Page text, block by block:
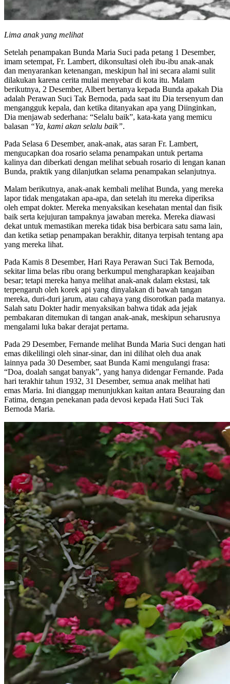
Lima anak yang melihat
Setelah penampakan Bunda Maria Suci pada petang 1 Desember,
imam setempat, Fr. Lambert, dikonsultasi oleh ibu-ibu anak-anak
dan menyarankan ketenangan, meskipun hal ini secara alami sulit
dilakukan karena cerita mulai menyebar di kota itu. Malam
berikutnya, 2 Desember, Albert bertanya kepada Bunda apakah Dia
adalah Perawan Suci Tak Bernoda, pada saat itu Dia tersenyum dan
mengangguk kepala, dan ketika ditanyakan apa yang Diinginkan,
Dia menjawab sederhana: “Selalu baik”, kata-kata yang memicu
balasan “Ya, kami akan selalu baik”.
Pada Selasa 6 Desember, anak-anak, atas saran Fr. Lambert,
mengucapkan doa rosario selama penampakan untuk pertama
kalinya dan diberkati dengan melihat sebuah rosario di lengan kanan
Bunda, praktik yang dilanjutkan selama penampakan selanjutnya.
Malam berikutnya, anak-anak kembali melihat Bunda, yang mereka
lapor tidak mengatakan apa-apa, dan setelah itu mereka diperiksa
oleh empat dokter. Mereka menyaksikan kesehatan mental dan fisik
baik serta kejujuran tampaknya jawaban mereka. Mereka diawasi
dekat untuk memastikan mereka tidak bisa berbicara satu sama lain,
dan ketika setiap penampakan berakhir, ditanya terpisah tentang apa
yang mereka lihat.
Pada Kamis 8 Desember, Hari Raya Perawan Suci Tak Bernoda,
sekitar lima belas ribu orang berkumpul mengharapkan keajaiban
besar; tetapi mereka hanya melihat anak-anak dalam ekstasi, tak
terpengaruh oleh korek api yang dinyalakan di bawah tangan
mereka, duri-duri jarum, atau cahaya yang disorotkan pada matanya.
Salah satu Dokter hadir menyaksikan bahwa tidak ada jejak
pembakaran ditemukan di tangan anak-anak, meskipun seharusnya
mengalami luka bakar derajat pertama.
Pada 29 Desember, Fernande melihat Bunda Maria Suci dengan hati
emas dikelilingi oleh sinar-sinar, dan ini dilihat oleh dua anak
lainnya pada 30 Desember, saat Bunda Kami mengulangi frasa:
“Doa, doalah sangat banyak”, yang hanya didengar Fernande. Pada
hari terakhir tahun 1932, 31 Desember, semua anak melihat hati
emas Maria. Ini dianggap menunjukkan kaitan antara Beauraing dan
Fatima, dengan penekanan pada devosi kepada Hati Suci Tak
Bernoda Maria.